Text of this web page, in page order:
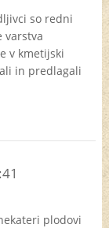
so redni
varstva
v kmetijski
in predlagali
plodovi